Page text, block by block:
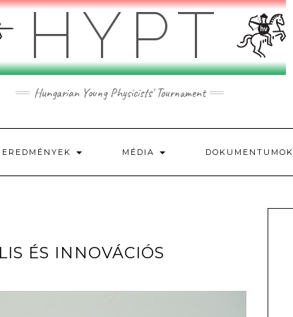
HYPT
Hungarian Young Physicists' Tournament
EREDMÉNYEK MÉDIA DOKUMENTUMOK
ÉS INNOVÁCIÓS